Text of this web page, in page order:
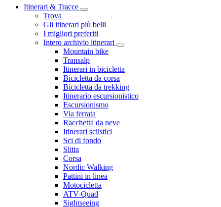
Itinerari & Tracce
Trova
Gli itinerari più belli
I migliori preferiti
Intero archivio itinerari
Mountain bike
Transalp
Itinerari in bicicletta
Bicicletta da corsa
Bicicletta da trekking
Itinerario escursionistico
Escursionismo
Via ferrata
Racchetta da neve
Itinerari sciistici
Sci di fondo
Slitta
Corsa
Nordic Walking
Pattini in linea
Motocicletta
ATV-Quad
Sightseeing